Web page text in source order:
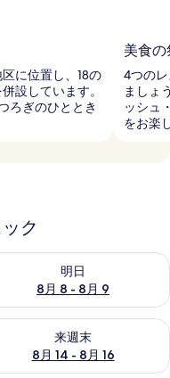
に位置し、18の
設しています。
ろぎのひととき
美食の
4つの
ましょ
ッシュ
をお楽
ク
ク
明日
8月 8 - 8月 9
8月 8 - 8月 9 の空室状況
ック
来週末
8月 14 - 8月 16
末 8月 14 - 8月 16 の空室